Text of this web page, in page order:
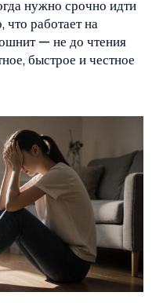
нужно срочно идти
что работает на
— не до чтения
быстрое и честное